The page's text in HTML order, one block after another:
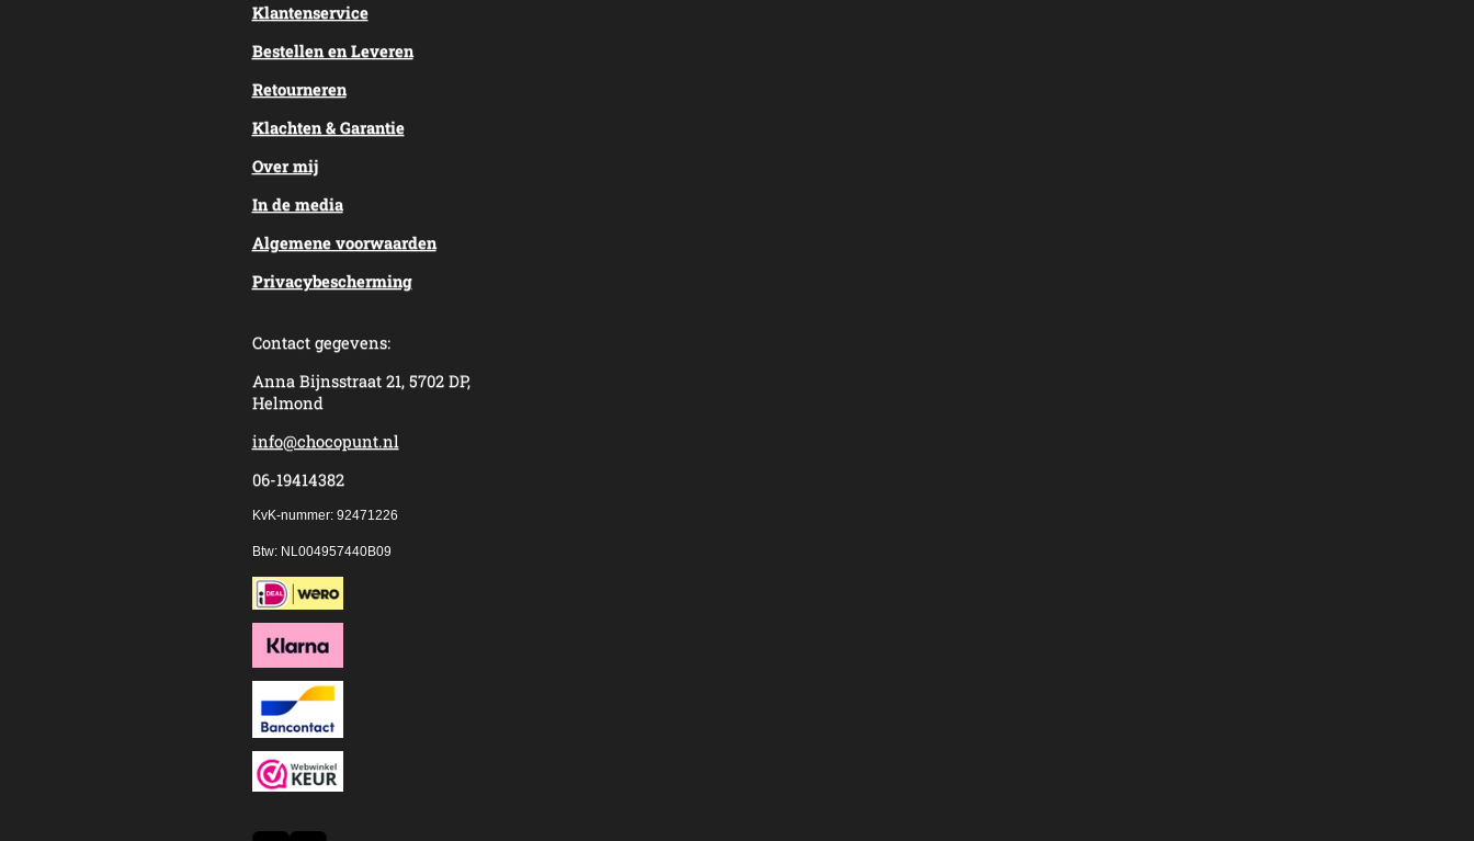
Klantenservice
Bestellen en Leveren
Retourneren
Klachten & Garantie
Over mij
In de media
Algemene voorwaarden
Privacybescherming
Contact gegevens:
Anna Bijnsstraat 21, 5702 DP,
Helmond
info@chocopunt.nl
06-19414382
KvK-nummer: 92471226
Btw: NL004957440B09